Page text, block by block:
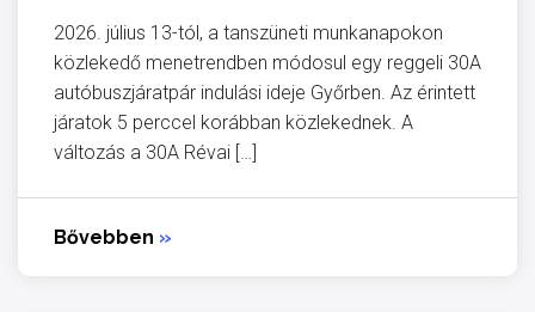
2026. július 13-tól, a tanszüneti munkanapokon
közlekedő menetrendben módosul egy reggeli 30A
autóbuszjáratpár indulási ideje Győrben. Az érintett
járatok 5 perccel korábban közlekednek. A
változás a 30A Révai […]
Bővebben »